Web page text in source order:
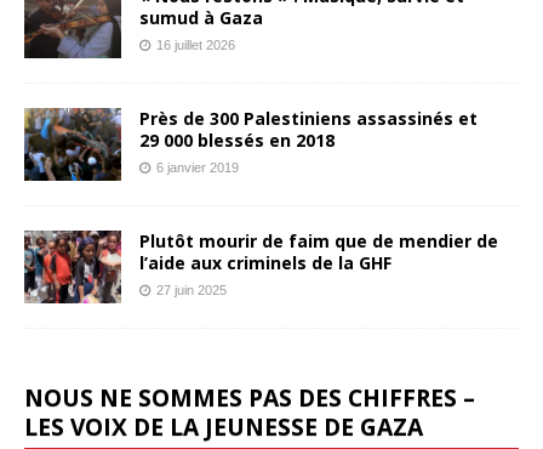
sumud à Gaza
16 juillet 2026
Près de 300 Palestiniens assassinés et
29 000 blessés en 2018
6 janvier 2019
Plutôt mourir de faim que de mendier de
l’aide aux criminels de la GHF
27 juin 2025
NOUS NE SOMMES PAS DES CHIFFRES –
LES VOIX DE LA JEUNESSE DE GAZA